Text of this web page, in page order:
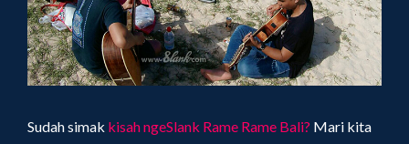
Sudah simak kisah ngeSlank Rame Rame Bali? Mari kita